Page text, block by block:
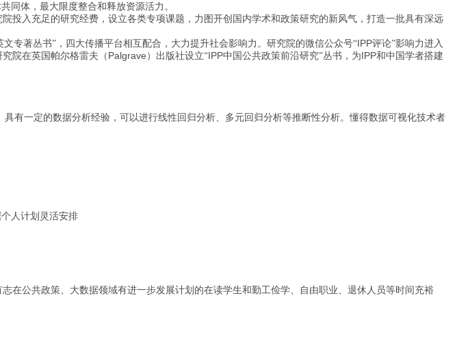
同体，最大限度整合和释放资源活力。
投入充足的研究经费，设立各类专项课题，力图开创国内学术和政策研究的新风气，打造一批具有深远
文专著丛书”，四大传播平台相互配合，大力提升社会影响力。研究院的微信公众号“IPP评论”影响力进入
究院在英国帕尔格雷夫（Palgrave ）出版社设立“IPP中国公共政策前沿研究”丛书，为IPP和中国学者搭建
具有一定的数据分析经验，可以进行线性回归分析、多元回归分析等推断性分析。懂得数据可视化技术者
个人计划灵活安排
在公共政策、大数据领域有进一步发展计划的在读学生和勤工俭学、自由职业、退休人员等时间充裕